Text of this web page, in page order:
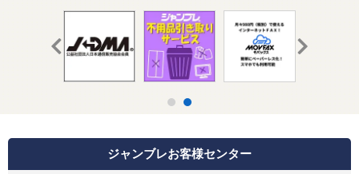
ジャンブレお客様センター